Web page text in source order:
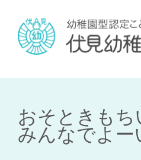
おそときも
みんなでよー